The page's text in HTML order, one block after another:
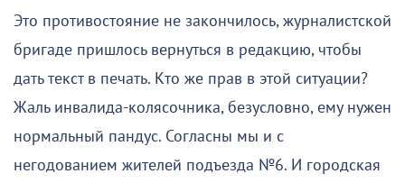
Это противостояние не закончилось, журналистской
бригаде пришлось вернуться в редакцию, чтобы
дать текст в печать. Кто же прав в этой ситуации?
Жаль инвалида-колясочника, безусловно, ему нужен
нормальный пандус. Согласны мы и с
негодованием жителей подъезда №6. И городская